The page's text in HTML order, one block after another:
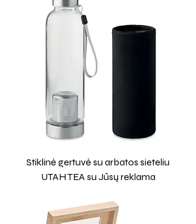
Stiklinė gertuvė su arbatos sieteliu
UTAH TEA su Jūsų reklama